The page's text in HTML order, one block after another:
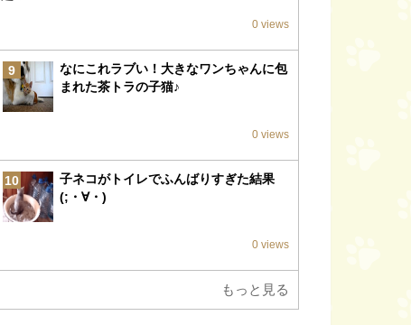
0 views
9
なにこれラブい！大きなワンちゃんに包
まれた茶トラの子猫♪
0 views
10
子ネコがトイレでふんばりすぎた結果
(;・∀・)
0 views
もっと見る